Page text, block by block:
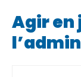
Agir